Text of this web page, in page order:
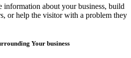
information about your business, build
or help the visitor with a problem they
Your business